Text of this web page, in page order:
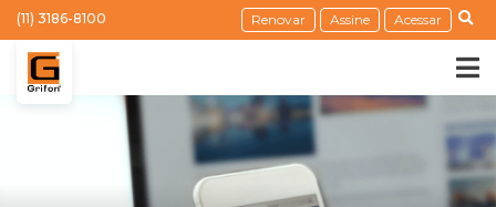
(11) 3186-8100 Renovar Assine Acessar